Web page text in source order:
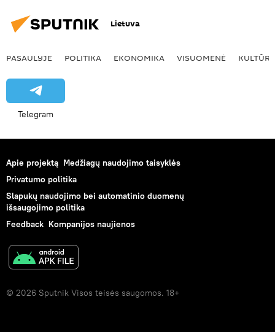
Lietuva
PASAULYJE POLITIKA EKONOMIKA VISUOMENĖ KULTŪRA
Telegram
Apie projektą Medžiagų naudojimo taisyklės
Privatumo politika
Slapukų naudojimo bei automatinio duomenų
išsaugojimo politika
Feedback Kompanijos naujienos
© 2026 Sputnik Visos teisės saugomos. 18+